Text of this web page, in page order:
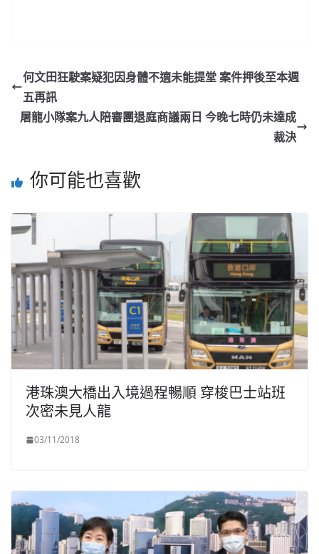
何文田狂駛案疑犯因身體不適未能提堂 案件押後至本週
五再訊
屠龍小隊案九人陪審團退庭商議兩日 今晚七時仍未達成
裁決
你可能也喜歡
港珠澳大橋出入境過程暢順 穿梭巴士站班
次密未見人龍
03/11/2018